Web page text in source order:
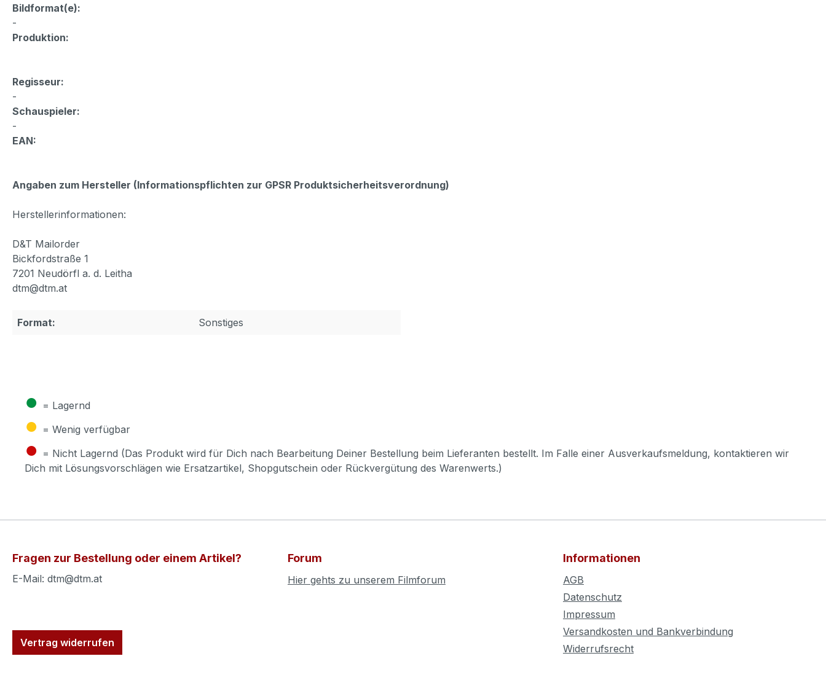
Bildformat(e):
-
Produktion:
Regisseur:
-
Schauspieler:
-
EAN:
Angaben zum Hersteller (Informationspflichten zur GPSR Produktsicherheitsverordnung)
Herstellerinformationen:
D&T Mailorder
Bickfordstraße 1
7201 Neudörfl a. d. Leitha
dtm@dtm.at
Format: Sonstiges
● = Lagernd
● = Wenig verfügbar
● = Nicht Lagernd (Das Produkt wird für Dich nach Bearbeitung Deiner Bestellung beim Lieferanten bestellt. Im Falle einer Ausverkaufsmeldung, kontaktieren wir
Dich mit Lösungsvorschlägen wie Ersatzartikel, Shopgutschein oder Rückvergütung des Warenwerts.)
Fragen zur Bestellung oder einem Artikel?
E-Mail: dtm@dtm.at
Vertrag widerrufen
Forum
Hier gehts zu unserem Filmforum
Informationen
AGB
Datenschutz
Impressum
Versandkosten und Bankverbindung
Widerrufsrecht